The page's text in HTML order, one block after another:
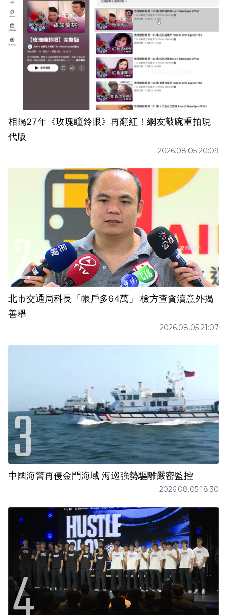
相隔27年《玫瑰瞳鈴眼》再翻紅！網友敲碗重拍現
代版
2026.08.05 20:09
北市交通局科長「帳戶多64萬」 檢方查貪瀆意外揭
善舉
2026.08.05 21:07
中國海警再侵金門海域 海巡強勢驅離嚴密監控
2026.08.05 18:30